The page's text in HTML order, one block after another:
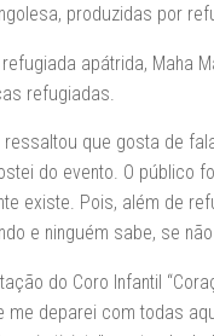
produzidas por
apátrida, Maha
refugiadas.
ressaltou que gosta de
do evento. O público
existe. Pois, além de
e ninguém sabe, se
do Coro Infantil
deparei com todas